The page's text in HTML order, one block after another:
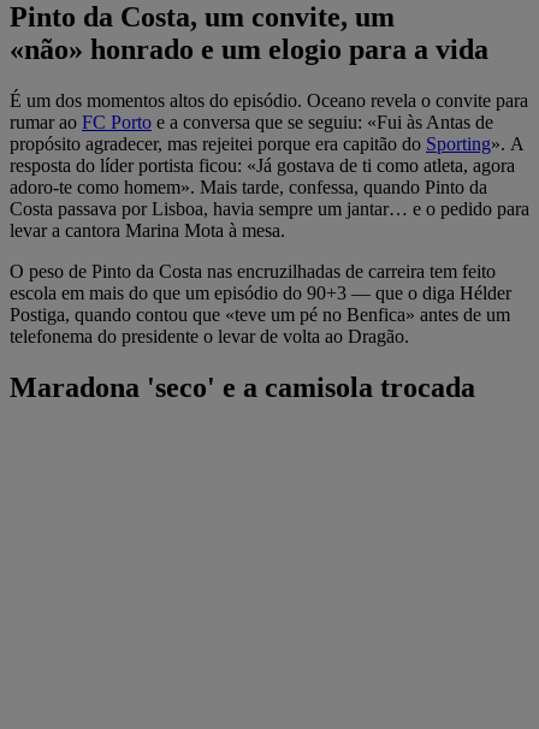
Pinto da Costa, um convite, um
«não» honrado e um elogio para a vida
É um dos momentos altos do episódio. Oceano revela o convite para
rumar ao FC Porto e a conversa que se seguiu: «Fui às Antas de
propósito agradecer, mas rejeitei porque era capitão do Sporting». A
resposta do líder portista ficou: «Já gostava de ti como atleta, agora
adoro-te como homem». Mais tarde, confessa, quando Pinto da
Costa passava por Lisboa, havia sempre um jantar… e o pedido para
levar a cantora Marina Mota à mesa.
O peso de Pinto da Costa nas encruzilhadas de carreira tem feito
escola em mais do que um episódio do 90+3 — que o diga Hélder
Postiga, quando contou que «teve um pé no Benfica» antes de um
telefonema do presidente o levar de volta ao Dragão.
Maradona 'seco' e a camisola trocada